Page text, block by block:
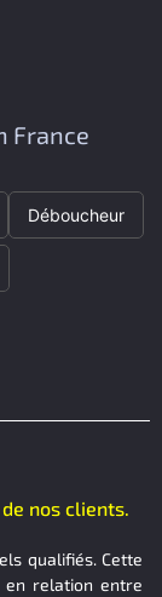
France
Déboucheur
nos clients.
qualifiés. Cette
relation entre